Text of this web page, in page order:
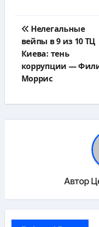
по
записям
Нелегальные
вейпы в 9 из 10 ТЦ
Киева: тень
коррупции —
Моррис
Автор